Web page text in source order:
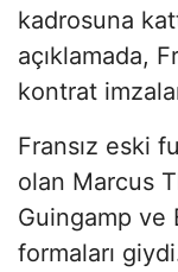
kadrosuna
açıklamada,
kontrat
Fransız eski
olan Marcus
Guingamp ve
formaları